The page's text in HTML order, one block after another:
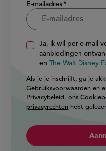
E-mailadres
Ja, ik wil per e-mail
aanbiedingen
enThe Walt Disney
Als je je inschrijft, ga je
Gebruiksvoorwaarden en
Privacybeleid , ons
privacyrechten hebt